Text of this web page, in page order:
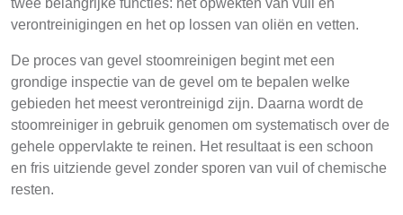
twee belangrijke functies: het opwekten van vuil en
verontreinigingen en het op lossen van oliën en vetten.
De proces van gevel stoomreinigen begint met een
grondige inspectie van de gevel om te bepalen welke
gebieden het meest verontreinigd zijn. Daarna wordt de
stoomreiniger in gebruik genomen om systematisch over de
gehele oppervlakte te reinen. Het resultaat is een schoon
en fris uitziende gevel zonder sporen van vuil of chemische
resten.